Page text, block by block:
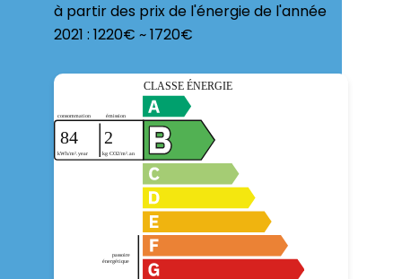
à partir des prix de l'énergie de l'année
2021 : 1220€ ~ 1720€